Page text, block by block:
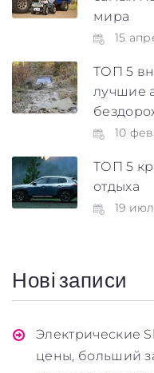
мира
15
ТОП 5
лучшие
10
ТОП 5
отдыха
19
Нові записи
Электрические
цены, больший